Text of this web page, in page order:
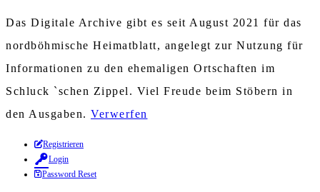
Das Digitale Archive gibt es seit August 2021 für das
nordböhmische Heimatblatt, angelegt zur Nutzung für
Informationen zu den ehemaligen Ortschaften im
Schluck `schen Zippel. Viel Freude beim Stöbern in
den Ausgaben. Verwerfen
Zum
Inhalt
springen
Registrieren
Login
Password Reset